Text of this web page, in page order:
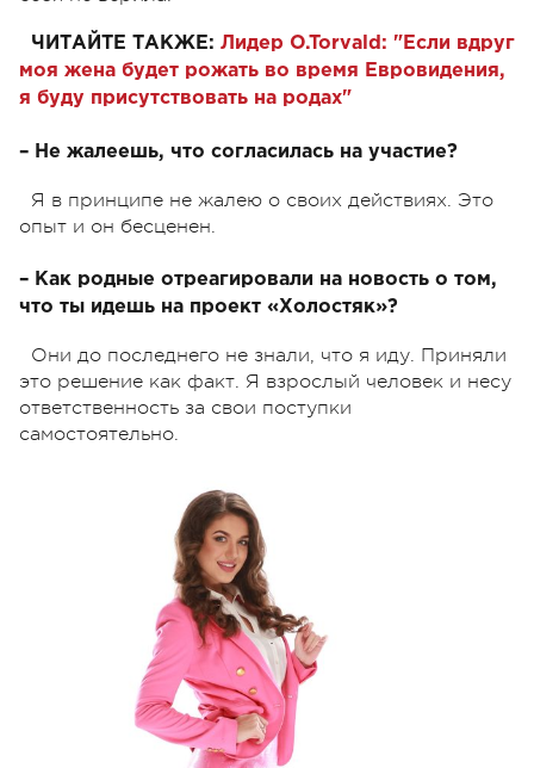
ЧИТАЙТЕ ТАКЖЕ: Лидер O.Torvald: "Если вдруг
моя жена будет рожать во время Евровидения,
я буду присутствовать на родах"
– Не жалеешь, что согласилась на участие?
Я в принципе не жалею о своих действиях. Это
опыт и он бесценен.
– Как родные отреагировали на новость о том,
что ты идешь на проект «Холостяк»?
Они до последнего не знали, что я иду. Приняли
это решение как факт. Я взрослый человек и несу
ответственность за свои поступки
самостоятельно.